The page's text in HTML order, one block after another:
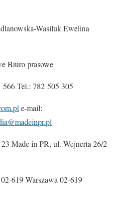
Wasiluk Ewelina
Biuro prasowe
Tel.: 782 505 305
e-mail:
Made in PR, ul. Wejnerta 26/2
619 Warszawa 02-619